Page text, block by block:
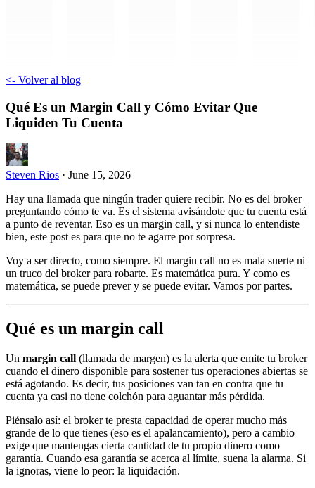
<- Volver al blog
Qué Es un Margin Call y Cómo Evitar Que
Liquiden Tu Cuenta
Steven Rios · June 15, 2026
Hay una llamada que ningún trader quiere recibir. No es del broker
preguntando cómo te va. Es el sistema avisándote que tu cuenta está
a punto de reventar. Eso es un margin call, y si nunca lo entendiste
bien, este post es para que no te agarre por sorpresa.
Voy a ser directo, como siempre. El margin call no es mala suerte ni
un truco del broker para robarte. Es matemática pura. Y como es
matemática, se puede prever y se puede evitar. Vamos por partes.
Qué es un margin call
Un margin call (llamada de margen) es la alerta que emite tu broker
cuando el dinero disponible para sostener tus operaciones abiertas se
está agotando. Es decir, tus posiciones van tan en contra que tu
cuenta ya casi no tiene colchón para aguantar más pérdida.
Piénsalo así: el broker te presta capacidad de operar mucho más
grande de lo que tienes (eso es el apalancamiento), pero a cambio
exige que mantengas cierta cantidad de tu propio dinero como
garantía. Cuando esa garantía se acerca al límite, suena la alarma. Si
la ignoras, viene lo peor: la liquidación.